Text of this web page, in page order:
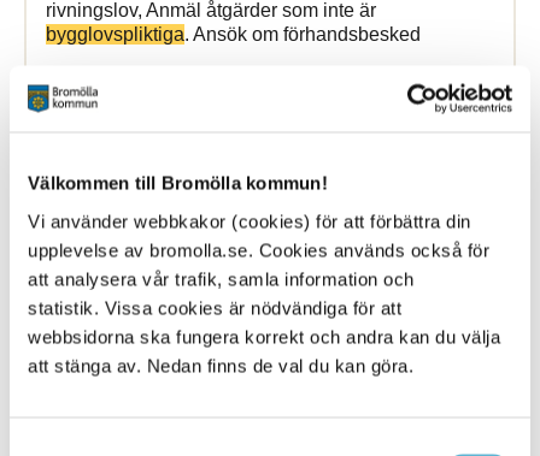
Välkommen till Bromölla kommun!
Vi använder webbkakor (cookies) för att förbättra din
upplevelse av bromolla.se. Cookies används också för
att analysera vår trafik, samla information och
statistik. Vissa cookies är nödvändiga för att
webbsidorna ska fungera korrekt och andra kan du välja
att stänga av. Nedan finns de val du kan göra.
rivningslov, Anmäl åtgärder som inte är
bygglovspliktiga. Ansök om förhandsbesked
Avgift och bygglovstaxa
21 January 2025
Webbsida
Ansök om bygglov, marklov, rivningslov, Anmäl
åtgärder som inte är ... Ansök om bygglov, marklov,